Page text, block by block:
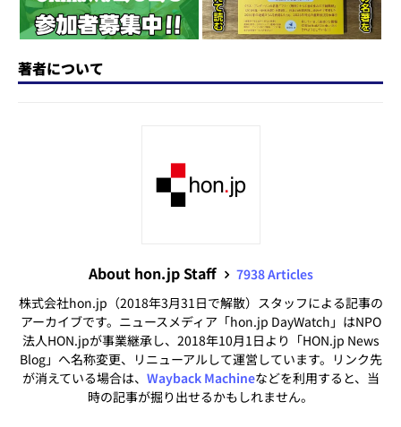
著者について
About hon.jp Staff
7938 Articles
株式会社hon.jp（2018年3月31日で解散）スタッフによる記事の
アーカイブです。ニュースメディア「hon.jp DayWatch」はNPO
法人HON.jpが事業継承し、2018年10月1日より「HON.jp News
Blog」へ名称変更、リニューアルして運営しています。リンク先
が消えている場合は、 Wayback Machineなどを利用すると、当
時の記事が掘り出せるかもしれません。